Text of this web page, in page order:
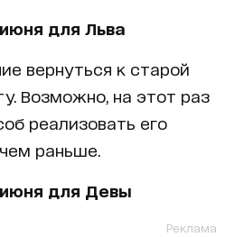
для Льва
вернуться к старой
Возможно, на этот раз
реализовать его
раньше.
июня для Девы
Реклама